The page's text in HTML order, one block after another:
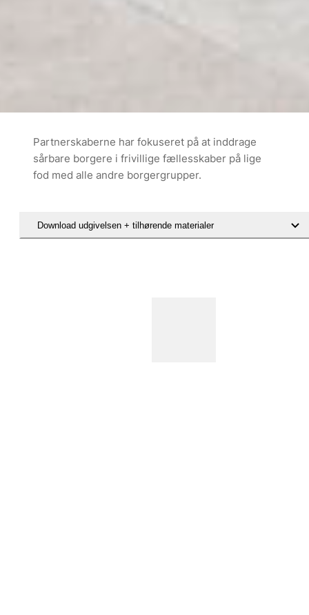
Partnerskaberne har fokuseret på at inddrage
sårbare borgere i frivillige fællesskaber på lige
fod med alle andre borgergrupper.
Download udgivelsen + tilhørende materialer
Hent rapporten Inklusion og deltagelse af sårbare borgergrupper i